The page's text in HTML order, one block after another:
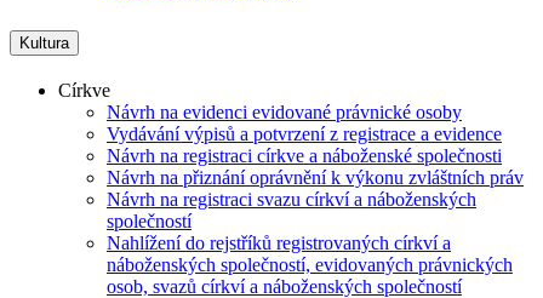
Kultura
Církve
Návrh na evidenci evidované právnické osoby
Vydávání výpisů a potvrzení z registrace a evidence
Návrh na registraci církve a náboženské společnosti
Návrh na přiznání oprávnění k výkonu zvláštních práv
Návrh na registraci svazu církví a náboženských
společností
Nahlížení do rejstříků registrovaných církví a
náboženských společností, evidovaných právnických
osob, svazů církví a náboženských společností